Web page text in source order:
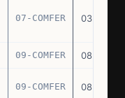
07-COMFER 03.03.77
09-COMFER 08.03.77
09-COMFER 08.03.77